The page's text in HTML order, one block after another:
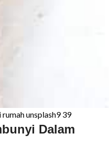
unsplash9 39
Dalam